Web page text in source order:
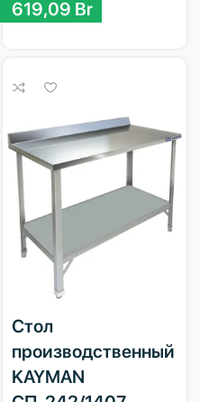
619,09 Br
Стол
производственный
KAYMAN